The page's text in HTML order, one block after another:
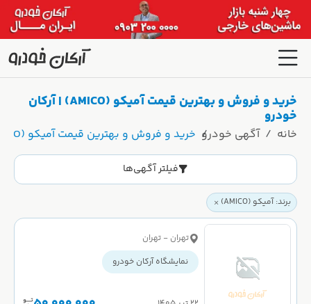
خرید و فروش و بهترین قیمت آمیکو (AMICO) | آرکان
خودرو
خانه آگهی خودرو خرید و فروش و بهترین قیمت آمیکو (AMICO) | آرکان خودرو
فیلتر آگهی‌ها
برند: آمیکو (AMICO)
تهران - تهران
نمایشگاه آرکان خودرو